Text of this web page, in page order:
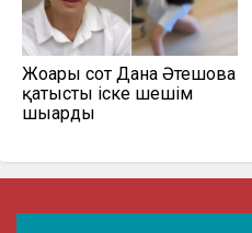
Жоғарғы сот Дана Әтешова
қатысты іске шешім
шығарды